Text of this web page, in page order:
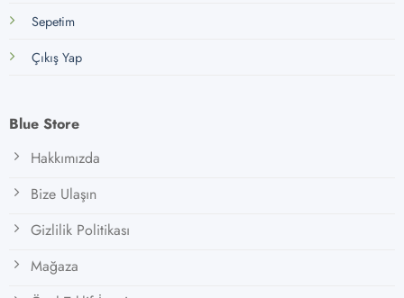
Sepetim
Çıkış Yap
Blue Store
Hakkımızda
Bize Ulaşın
Gizlilik Politikası
Mağaza